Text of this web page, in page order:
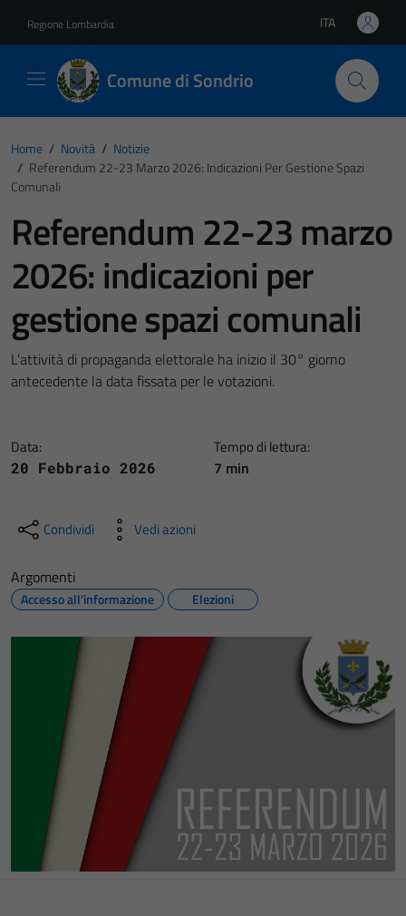
Regione Lombardia Lingua attiva:
ITA
Comune di Sondrio
Home / Novità / Notizie
/ Referendum 22-23 Marzo 2026: Indicazioni Per Gestione Spazi
Comunali
Referendum 22-23 marzo
2026: indicazioni per
gestione spazi comunali
L’attività di propaganda elettorale ha inizio il 30° giorno
antecedente la data fissata per le votazioni.
Data:
20 Febbraio 2026
Tempo di lettura:
7 min
Condividi Vedi azioni
Argomenti
Accesso all'informazione Elezioni